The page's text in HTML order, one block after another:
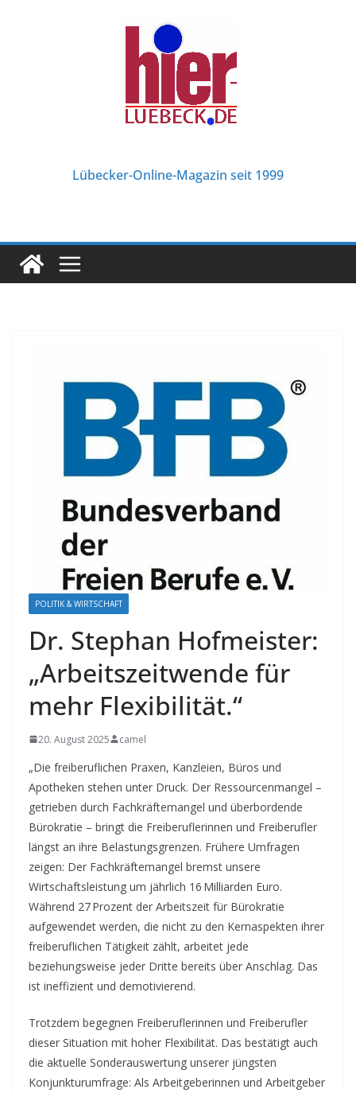
Lübecker-Online-Magazin seit 1999
POLITIK & WIRTSCHAFT
Dr. Stephan Hofmeister:
„Arbeitszeitwende für
mehr Flexibilität.“
20. August 2025 camel
„Die freiberuflichen Praxen, Kanzleien, Büros und
Apotheken stehen unter Druck. Der Ressourcenmangel –
getrieben durch Fachkräftemangel und überbordende
Bürokratie – bringt die Freiberuflerinnen und Freiberufler
längst an ihre Belastungsgrenzen. Frühere Umfragen
zeigen: Der Fachkräftemangel bremst unsere
Wirtschaftsleistung um jährlich 16 Milliarden Euro.
Während 27 Prozent der Arbeitszeit für Bürokratie
aufgewendet werden, die nicht zu den Kernaspekten ihrer
freiberuflichen Tätigkeit zählt, arbeitet jede
beziehungsweise jeder Dritte bereits über Anschlag. Das
ist ineffizient und demotivierend.
Trotzdem begegnen Freiberuflerinnen und Freiberufler
dieser Situation mit hoher Flexibilität. Das bestätigt auch
die aktuelle Sonderauswertung unserer jüngsten
Konjunkturumfrage: Als Arbeitgeberinnen und Arbeitgeber